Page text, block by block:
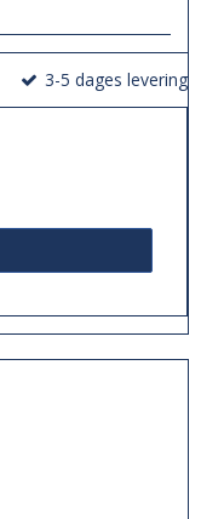
3-5 dages levering